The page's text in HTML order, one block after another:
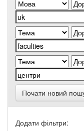
Почати новий
Додати фільтри: